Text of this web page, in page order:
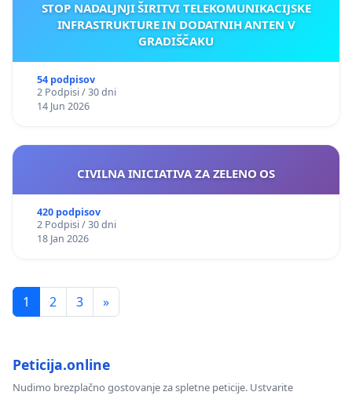
STOP NADALJNJI ŠIRITVI TELEKOMUNIKACIJSKE
INFRASTRUKTURE IN DODATNIH ANTEN V
GRADIŠČAKU
54 podpisov
2 Podpisi / 30 dni
14 Jun 2026
CIVILNA INICIATIVA ZA ZELENO OS
420 podpisov
2 Podpisi / 30 dni
18 Jan 2026
1 2 3 »
Peticija.online
Nudimo brezplačno gostovanje za spletne peticije. Ustvarite